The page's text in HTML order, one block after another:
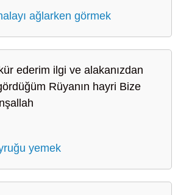
ağlarken görmek
ederim ilgi ve alakanızdan
Rüyanın hayri Bize
yemek